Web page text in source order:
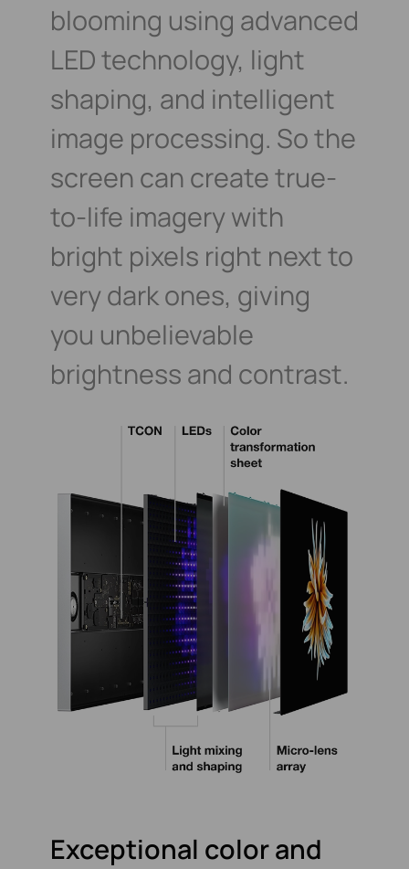
blooming using advanced
LEDtechnology, light
shaping, and intelligent
image processing. So the
screen can create true-
to-life imagery with
bright pixels right next to
very dark ones, giving
you unbelievable
brightness and contrast.
Exceptional color and